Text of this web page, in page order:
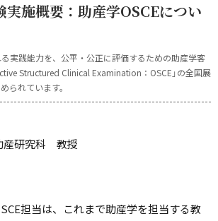
実施概要：助産学OSCEについ
実践能力を、公平・公正に評価するための助産学客
Structured Clinical Examination：OSCE」の全国展
られています。
産研究科 教授
担当は、これまで助産学を担当する教